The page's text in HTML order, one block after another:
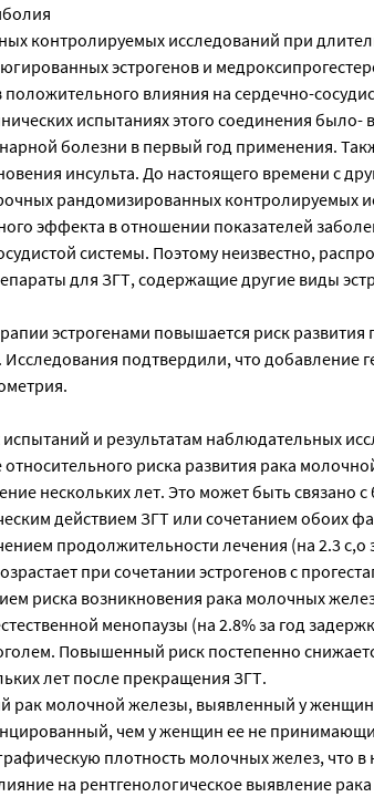
контролируемых исследований при
эстрогенов и
положительного влияния на сердечно-
испытаниях этого соединения было-
болезни в первый год применения.
инсульта. До настоящего времени с
рандомизированных контролируемых
эффекта в отношении показателей
системы. Поэтому неизвестно,
для ЗГТ, содержащие другие виды
эстрогенами повышается риск развития
подтвердили, что добавление
и результатам наблюдательных
риска развития рака
нескольких лет. Это может быть связано
действием ЗГТ или сочетанием обоих
продолжительности лечения (на 2.3 с,о
при сочетании эстрогенов с
риска возникновения рака молочных
менопаузы (на 2.8% за год
Повышенный риск постепенно
лет после прекращения ЗГТ.
рак молочной железы, выявленный у
чем у женщин ее не
плотность молочных желез, что в
на рентгенологическое выявление